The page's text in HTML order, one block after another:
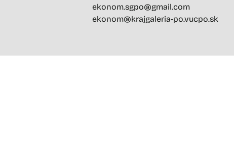
ekonom.sgpo@gmail.com
ekonom@krajgaleria-po.vucpo.sk